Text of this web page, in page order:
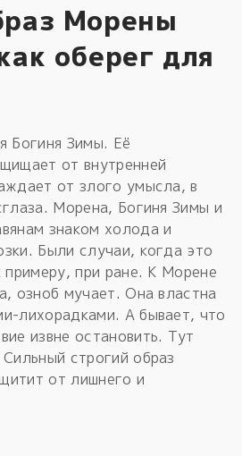
Морены
оберег для
Богиня Зимы. Её
от внутренней
от злого умысла, в
Морена, Богиня Зимы и
знаком холода и
Были случаи, когда это
примеру, при ране. К Морене
озноб мучает. Она властна
лихорадками. А бывает, что
извне остановить. Тут
строгий образ
от лишнего и